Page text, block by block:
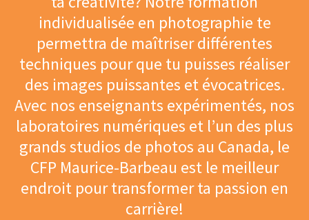
individualisée en photographie te
permettra de maîtriser différentes
techniques pour que tu puisses réaliser
des images puissantes et évocatrices.
Avec nos enseignants expérimentés, nos
laboratoires numériques et l’un des plus
grands studios de photos au Canada, le
CFP Maurice-Barbeau est le meilleur
endroit pour transformer ta passion en
carrière!